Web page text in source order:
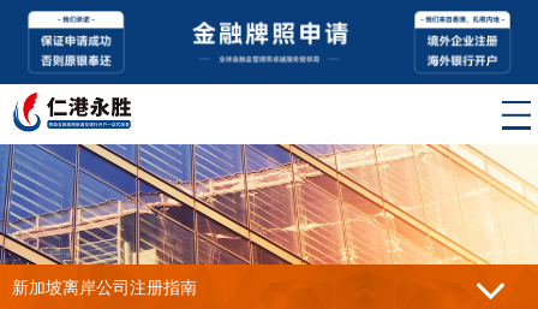
新加坡离岸公司注册指南